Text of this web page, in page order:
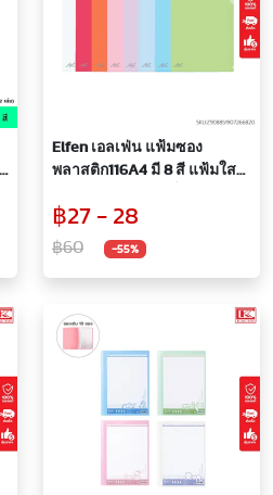
Elfen เอลเฟ่น แฟ้มซอง
พลาสติก116A4 มี 8 สี แฟ้มใส
หนา 140 ไมครอน กันน้ำ กัน
รอย
฿27 - 28
฿60 -55%